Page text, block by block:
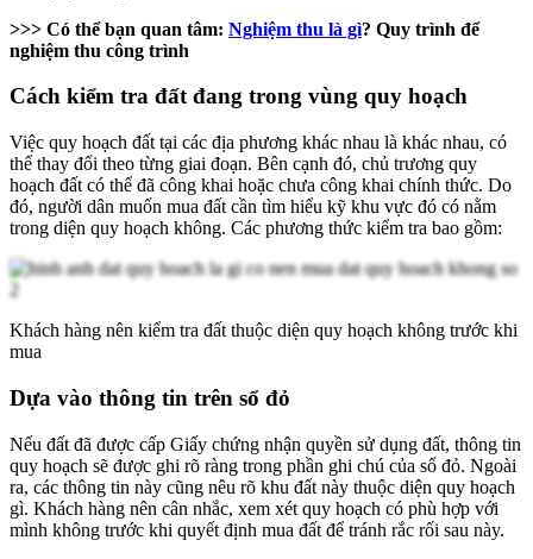
>>> Có thể bạn quan tâm: Nghiệm thu là gì? Quy trình để
nghiệm thu công trình
Cách kiểm tra đất đang trong vùng quy hoạch
Việc quy hoạch đất tại các địa phương khác nhau là khác nhau, có
thể thay đổi theo từng giai đoạn. Bên cạnh đó, chủ trương quy
hoạch đất có thể đã công khai hoặc chưa công khai chính thức. Do
đó, người dân muốn mua đất cần tìm hiểu kỹ khu vực đó có nằm
trong diện quy hoạch không. Các phương thức kiểm tra bao gồm:
Khách hàng nên kiểm tra đất thuộc diện quy hoạch không trước khi
mua
Dựa vào thông tin trên sổ đỏ
Nếu đất đã được cấp Giấy chứng nhận quyền sử dụng đất, thông tin
quy hoạch sẽ được ghi rõ ràng trong phần ghi chú của sổ đỏ. Ngoài
ra, các thông tin này cũng nêu rõ khu đất này thuộc diện quy hoạch
gì. Khách hàng nên cân nhắc, xem xét quy hoạch có phù hợp với
mình không trước khi quyết định mua đất để tránh rắc rối sau này.